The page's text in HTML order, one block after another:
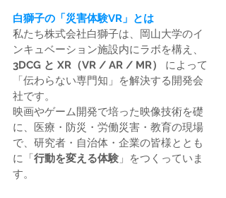
白獅子の「災害体験VR」とは
私たち株式会社白獅子は、岡山大学のイ
ンキュベーション施設内にラボを構え、
3DCG と XR（VR / AR / MR）
によって
「伝わらない専門知」を解決する開発会
社です。
映画やゲーム開発で培った映像技術を礎
に、医療・防災・労働災害・教育の現場
で、研究者・自治体・企業の皆様ととも
に「行動を変える体験 」をつくっていま
す。